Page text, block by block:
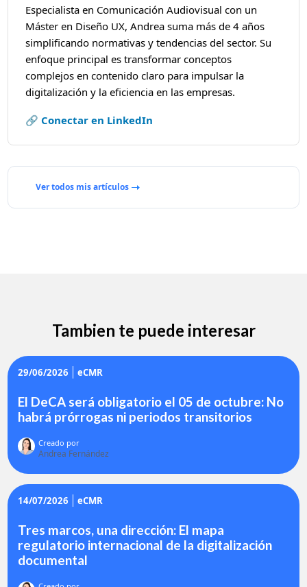
Especialista en Comunicación Audiovisual con un
Máster en Diseño UX, Andrea suma más de 4 años
simplificando normativas y tendencias del sector. Su
enfoque principal es transformar conceptos
complejos en contenido claro para impulsar la
digitalización y la eficiencia en las empresas.
🔗 Conectar en LinkedIn
Ver todos mis artículos
Tambien te puede interesar
29/06/2026 eCMR
El DeCA será obligatorio el 05 de octubre: No
habrá prórrogas ni periodos transitorios
Creado por
Andrea Fernández
14/07/2026 eCMR
Tres marcos, una dirección: El mapa
regulatorio internacional de la digitalización
documental